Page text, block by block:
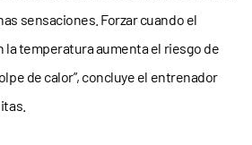
sensaciones. Forzar cuando el
la temperatura aumenta el riesgo de
de calor”, concluye el entrenador